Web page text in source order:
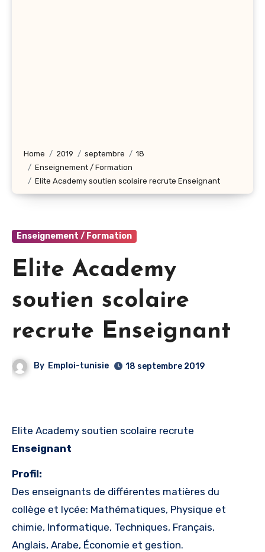
Home 2019 septembre
18
Enseignement / Formation
Elite Academy soutien scolaire recrute Enseignant
Enseignement / Formation
Elite Academy
soutien scolaire
recrute Enseignant
By Emploi-tunisie 18 septembre 2019
Elite Academy soutien scolaire recrute
Enseignant
Profil:
Des enseignants de différentes matières du
collège et lycée: Mathématiques, Physique et
chimie, Informatique, Techniques, Français,
Anglais, Arabe, Économie et gestion.